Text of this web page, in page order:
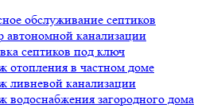
обслуживание септиков
автономной канализации
септиков под ключ
отопления в частном доме
ливневой канализации
водоснабжения загородного дома